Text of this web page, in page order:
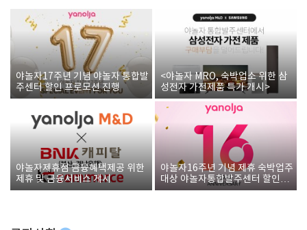
야놀자17주년 기념 야놀자 통합발
주센터 할인 프로모션 진행
<야놀자 MRO, 숙박업소 위한 삼
성전자 가전제품 특가 개시>
야놀자제휴점 금융혜택제공 위한
제휴 및 금융서비스 게시
야놀자16주년 기념 제휴 숙박업주
대상 야놀자통합발주센터 할인쿠
폰 증정